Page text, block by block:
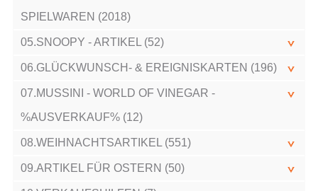
SPIELWAREN (2018)
05.SNOOPY - ARTIKEL (52)
06.GLÜCKWUNSCH- & EREIGNISKARTEN (196)
07.MUSSINI - WORLD OF VINEGAR -
%AUSVERKAUF% (12)
08.WEIHNACHTSARTIKEL (551)
09.ARTIKEL FÜR OSTERN (50)